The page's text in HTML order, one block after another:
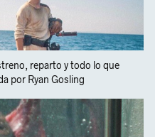
reparto y todo lo que
por Ryan Gosling